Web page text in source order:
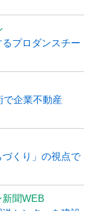
プロダンスチー
で企業不動産
くり」の視点で
聞WEB